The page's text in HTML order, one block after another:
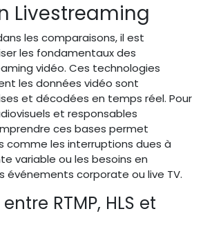
Livestreaming
les comparaisons, il est
les fondamentaux des
vidéo. Ces technologies
les données vidéo sont
et décodées en temps réel. Pour
et responsables
ces bases permet
comme les interruptions dues à
variable ou les besoins en
événements corporate ou live TV.
RTMP, HLS et